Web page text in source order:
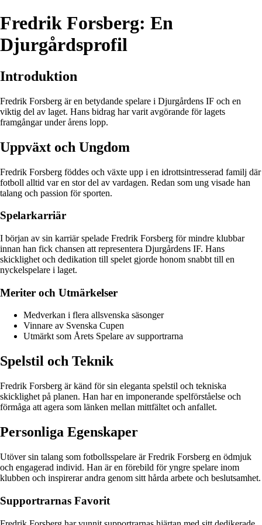
Fredrik Forsberg: En
Djurgårdsprofil
Introduktion
Fredrik Forsberg är en betydande spelare i Djurgårdens IF och en
viktig del av laget. Hans bidrag har varit avgörande för lagets
framgångar under årens lopp.
Uppväxt och Ungdom
Fredrik Forsberg föddes och växte upp i en idrottsintresserad familj där
fotboll alltid var en stor del av vardagen. Redan som ung visade han
talang och passion för sporten.
Spelarkarriär
I början av sin karriär spelade Fredrik Forsberg för mindre klubbar
innan han fick chansen att representera Djurgårdens IF. Hans
skicklighet och dedikation till spelet gjorde honom snabbt till en
nyckelspelare i laget.
Meriter och Utmärkelser
Medverkan i flera allsvenska säsonger
Vinnare av Svenska Cupen
Utmärkt som Årets Spelare av supportrarna
Spelstil och Teknik
Fredrik Forsberg är känd för sin eleganta spelstil och tekniska
skicklighet på planen. Han har en imponerande spelförståelse och
förmåga att agera som länken mellan mittfältet och anfallet.
Personliga Egenskaper
Utöver sin talang som fotbollsspelare är Fredrik Forsberg en ödmjuk
och engagerad individ. Han är en förebild för yngre spelare inom
klubben och inspirerar andra genom sitt hårda arbete och beslutsamhet.
Supportrarnas Favorit